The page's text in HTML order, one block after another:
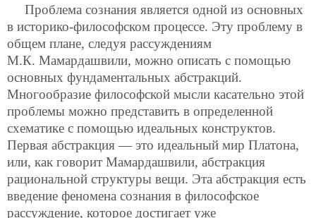
Проблема сознания является одной из основных
в историко-философском процессе. Эту проблему в
общем плане, следуя рассуждениям
М.К. Мамардашвили, можно описать с помощью
основных фундаментальных абстракций.
Многообразие философской мысли касательно этой
проблемы можно представить в определенной
схематике с помощью идеальных конструктов.
Первая абстракция — это идеальный мир Платона,
или, как говорит Мамардашвили, абстракция
рациональной структуры вещи. Эта абстракция есть
введение феномена сознания в философское
рассуждение, которое достигает уже